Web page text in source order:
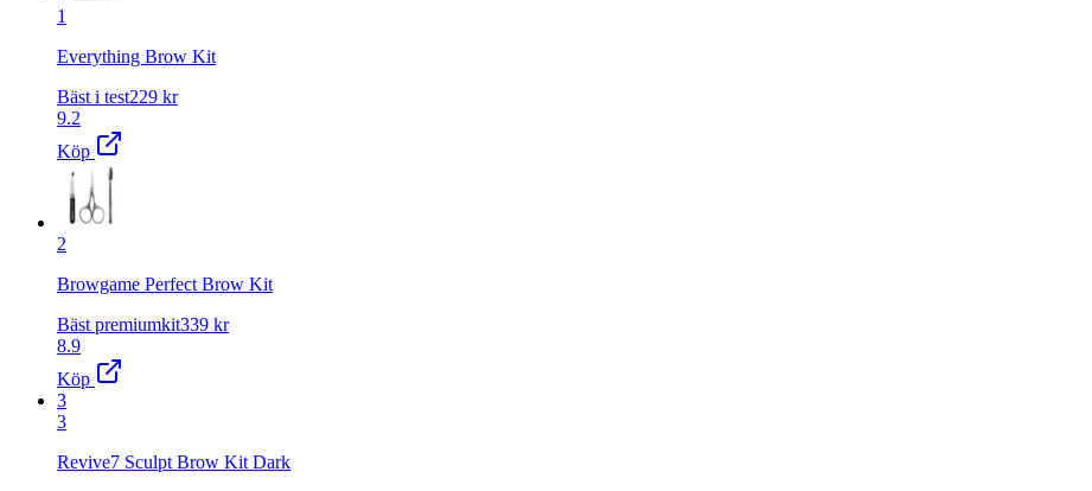
1
Everything Brow Kit
Bäst i test229 kr
9.2
Köp
2
Browgame Perfect Brow Kit
Bäst premiumkit339 kr
8.9
Köp
3
3
Revive7 Sculpt Brow Kit Dark